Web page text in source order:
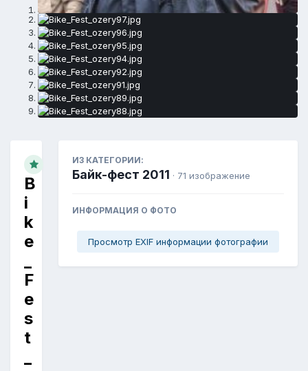
B
i
k
e
F
e
s
t
ИЗ КАТЕГОРИИ:
Байк-фест 2011 · 71 изображение
ИНФОРМАЦИЯ О ФОТО
Просмотр EXIF информации фотографии